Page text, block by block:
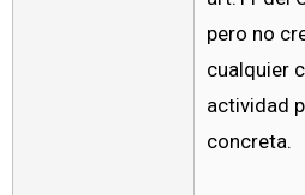
pero no
cualquier
actividad
concreta.